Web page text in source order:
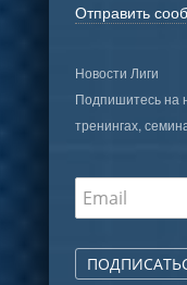
Отправить
Новости Лиги
Подпишитесь на
тренингах,